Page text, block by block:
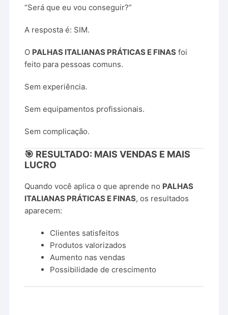
“Será que eu vou conseguir?”
A resposta é: SIM.
O PALHAS ITALIANAS PRÁTICAS E FINAS foi
feito para pessoas comuns.
Sem experiência.
Sem equipamentos profissionais.
Sem complicação.
🎯 RESULTADO: MAIS VENDAS E MAIS
LUCRO
Quando você aplica o que aprende no PALHAS
ITALIANAS PRÁTICAS E FINAS, os resultados
aparecem:
Clientes satisfeitos
Produtos valorizados
Aumento nas vendas
Possibilidade de crescimento